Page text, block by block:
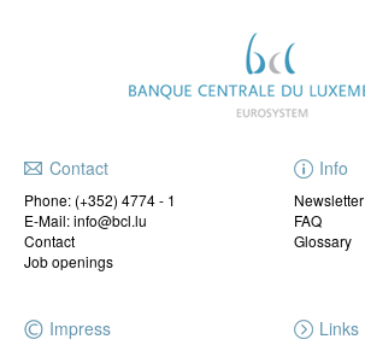
Contact
Phone: (+352) 4774 - 1
E-Mail: info@bcl.lu
Contact
Job openings
Info
Newsletter
FAQ
Glossary
Impress Links